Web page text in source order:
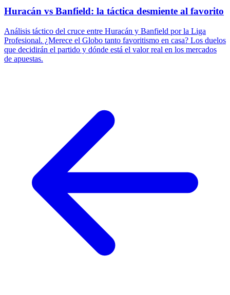
Huracán vs Banfield: la táctica desmiente al favorito
Análisis táctico del cruce entre Huracán y Banfield por la Liga
Profesional. ¿Merece el Globo tanto favoritismo en casa? Los duelos
que decidirán el partido y dónde está el valor real en los mercados
de apuestas.